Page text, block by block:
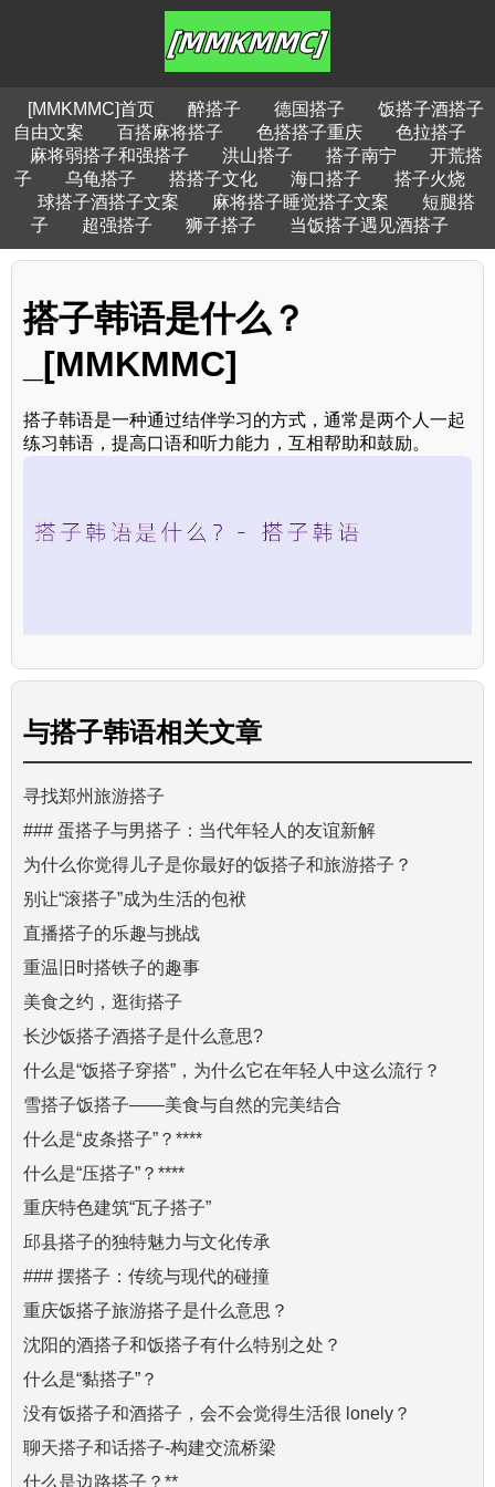
[MMKMMC]首页 醉搭子 德国搭子
饭搭子酒搭子
自由文案
百搭麻将搭子 色搭搭子重庆
色拉搭子
麻将弱搭子和强搭子
洪山搭子 搭子南宁
开荒搭
子
乌龟搭子 搭搭子文化 海口搭子
搭子火烧
球搭子酒搭子文案
麻将搭子睡觉搭子文案
短腿搭
子
超强搭子 狮子搭子 当饭搭子遇见酒搭子
搭子韩语是什么？
_[MMKMMC]
搭子韩语是一种通过结伴学习的方式，通常是两个人一起
练习韩语，提高口语和听力能力，互相帮助和鼓励。
与搭子韩语相关文章
寻找郑州旅游搭子
### 蛋搭子与男搭子：当代年轻人的友谊新解
为什么你觉得儿子是你最好的饭搭子和旅游搭子？
别让“滚搭子”成为生活的包袱
直播搭子的乐趣与挑战
重温旧时搭铁子的趣事
美食之约，逛街搭子
长沙饭搭子酒搭子是什么意思?
什么是“饭搭子穿搭”，为什么它在年轻人中这么流行？
雪搭子饭搭子——美食与自然的完美结合
什么是“皮条搭子”？****
什么是“压搭子”？****
重庆特色建筑“瓦子搭子”
邱县搭子的独特魅力与文化传承
### 摆搭子：传统与现代的碰撞
重庆饭搭子旅游搭子是什么意思？
沈阳的酒搭子和饭搭子有什么特别之处？
什么是“黏搭子”？
没有饭搭子和酒搭子，会不会觉得生活很 lonely？
聊天搭子和话搭子-构建交流桥梁
什么是边路搭子？**